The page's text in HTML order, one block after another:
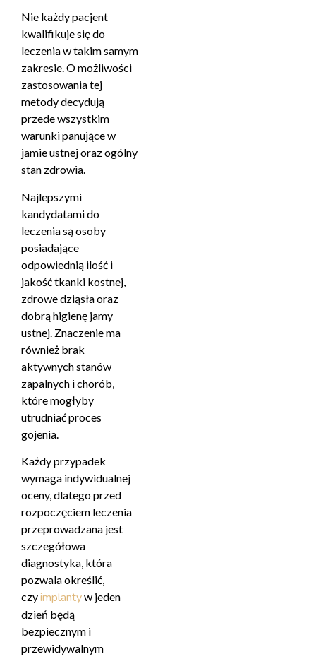
Nie każdy pacjent
kwalifikuje się do
leczenia w takim samym
zakresie. O możliwości
zastosowania tej
metody decydują
przede wszystkim
warunki panujące w
jamie ustnej oraz ogólny
stan zdrowia.
Najlepszymi
kandydatami do
leczenia są osoby
posiadające
odpowiednią ilość i
jakość tkanki kostnej,
zdrowe dziąsła oraz
dobrą higienę jamy
ustnej. Znaczenie ma
również brak
aktywnych stanów
zapalnych i chorób,
które mogłyby
utrudniać proces
gojenia.
Każdy przypadek
wymaga indywidualnej
oceny, dlatego przed
rozpoczęciem leczenia
przeprowadzana jest
szczegółowa
diagnostyka, która
pozwala określić,
czyimplantyw jeden
dzień będą
bezpiecznym i
przewidywalnym